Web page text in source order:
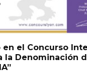
en el Concurso
la Denominación